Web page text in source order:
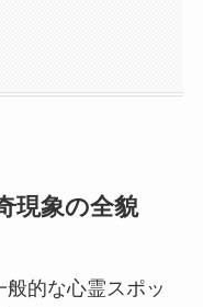
現象の全貌
的な心霊スポッ